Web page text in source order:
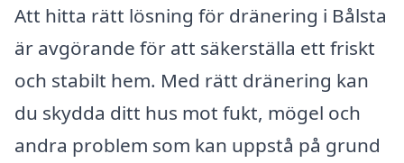
Att hitta rätt lösning för dränering i Bålsta
är avgörande för att säkerställa ett friskt
och stabilt hem. Med rätt dränering kan
du skydda ditt hus mot fukt, mögel och
andra problem som kan uppstå på grund